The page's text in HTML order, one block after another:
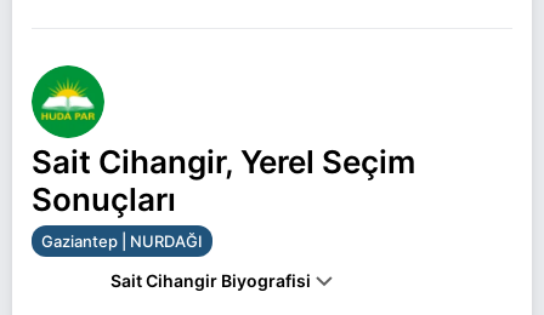
Sait Cihangir, Yerel Seçim
Sonuçları
Gaziantep | NURDAĞI
Sait Cihangir Biyografisi